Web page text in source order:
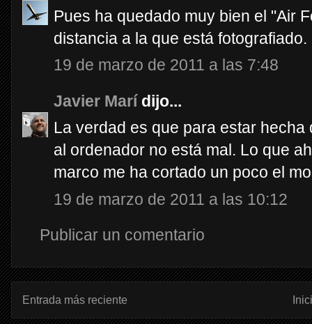
Pues ha quedado muy bien el "Air
distancia a la que está fotografiado.
19 de marzo de 2011 a las 7:48
Javier Marídijo...
La verdad es que para estar
al ordenador no está mal. Lo que
marco me ha cortado un poco el
19 de marzo de 2011 a las 10:12
Publicar un comentario
Entrada más reciente